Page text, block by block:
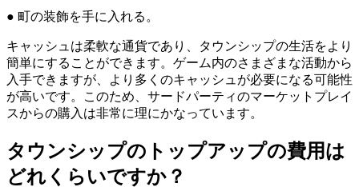
● 町の装飾を手に入れる。
キャッシュは柔軟な通貨であり、タウンシップの生活をより
簡単にすることができます。ゲーム内のさまざまな活動から
入手できますが、より多くのキャッシュが必要になる可能性
が高いです。このため、サードパーティのマーケットプレイ
スからの購入は非常に理にかなっています。
タウンシップのトップアップの費用は
どれくらいですか？